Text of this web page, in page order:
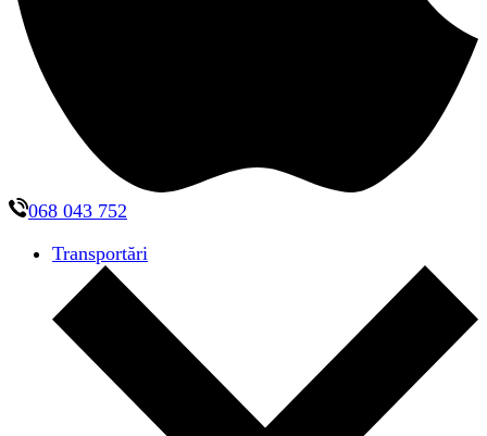
068 043 752
Transportări